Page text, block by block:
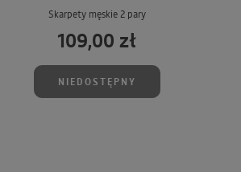
Skarpety męskie 2 pary
109,00 zł
NIEDOSTĘPNY